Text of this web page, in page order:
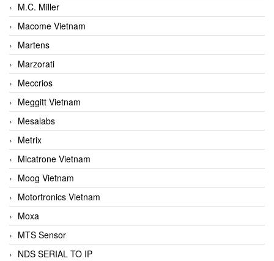
M.C. Miller
Macome Vietnam
Martens
Marzorati
Meccrios
Meggitt Vietnam
Mesalabs
Metrix
Micatrone Vietnam
Moog Vietnam
Motortronics Vietnam
Moxa
MTS Sensor
NDS SERIAL TO IP